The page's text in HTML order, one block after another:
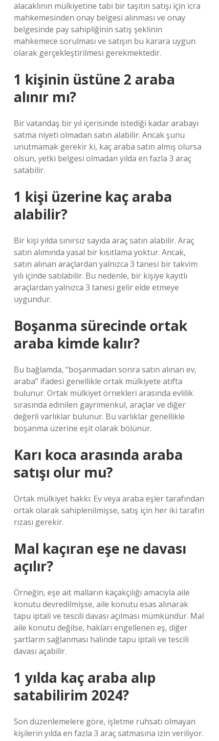
alacaklının mülkiyetine tabi bir taşıtın satışı için icra
mahkemesinden onay belgesi alınması ve onay
belgesinde pay sahipliğinin satış şeklinin
mahkemece sorulması ve satışın bu karara uygun
olarak gerçekleştirilmesi gerekmektedir.
1 kişinin üstüne 2 araba
alınır mı?
Bir vatandaş bir yıl içerisinde istediği kadar arabayı
satma niyeti olmadan satın alabilir. Ancak şunu
unutmamak gerekir ki, kaç araba satın almış olursa
olsun, yetki belgesi olmadan yılda en fazla 3 araç
satabilir.
1 kişi üzerine kaç araba
alabilir?
Bir kişi yılda sınırsız sayıda araç satın alabilir. Araç
satın alımında yasal bir kısıtlama yoktur. Ancak,
satın alınan araçlardan yalnızca 3 tanesi bir takvim
yılı içinde satılabilir. Bu nedenle, bir kişiye kayıtlı
araçlardan yalnızca 3 tanesi gelir elde etmeye
uygundur.
Boşanma sürecinde ortak
araba kimde kalır?
Bu bağlamda, “boşanmadan sonra satın alınan ev,
araba” ifadesi genellikle ortak mülkiyete atıfta
bulunur. Ortak mülkiyet örnekleri arasında evlilik
sırasında edinilen gayrimenkul, araçlar ve diğer
değerli varlıklar bulunur. Bu varlıklar genellikle
boşanma üzerine eşit olarak bölünür.
Karı koca arasında araba
satışı olur mu?
Ortak mülkiyet hakkı: Ev veya araba eşler tarafından
ortak olarak sahiplenilmişse, satış için her iki tarafın
rızası gerekir.
Mal kaçıran eşe ne davası
açılır?
Örneğin, eşe ait malların kaçakçılığı amacıyla aile
konutu devredilmişse, aile konutu esas alınarak
tapu iptali ve tescili davası açılması mümkündür. Mal
aile konutu değilse, hakları engellenen eş, diğer
şartların sağlanması halinde tapu iptali ve tescili
davası açabilir.
1 yılda kaç araba alıp
satabilirim 2024?
Son düzenlemelere göre, işletme ruhsatı olmayan
kişilerin yılda en fazla 3 araç satmasına izin veriliyor.